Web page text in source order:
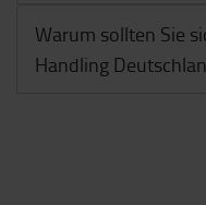
Warum sollten Sie
Handling